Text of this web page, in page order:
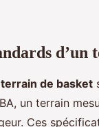
d’un
de basket
un terrain
Ces